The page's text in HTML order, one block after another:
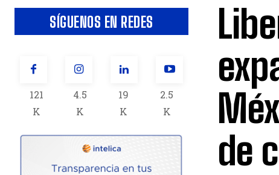
SÍGUENOS EN REDES
121
K
4.5
K
19
K
2.5
K
de